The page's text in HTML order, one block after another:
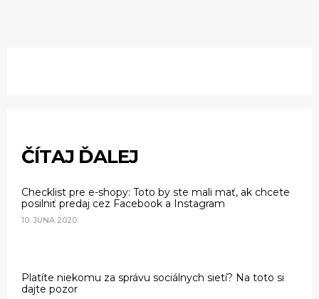
ČÍTAJ ĎALEJ
Checklist pre e-shopy: Toto by ste mali mať, ak chcete
posilniť predaj cez Facebook a Instagram
10. JÚNA 2020
Platíte niekomu za správu sociálnych sietí? Na toto si
dajte pozor